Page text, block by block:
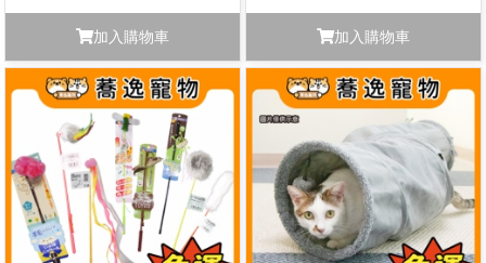
加入購物車 加入購物車